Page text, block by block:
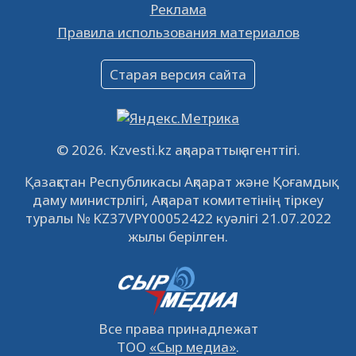
16.12.2022 61073
Объявление
09.12.2022
Свободные рабочие места
встречу с инвесторами в Кызылорде 22
ноября
21.11.2022 14962 0
© 2026. Kzvesti.kz ақпараттық агенттігі.
Қазақстан Республикасы Ақпарат және Қоғамдық
даму министрлігі, Ақпарат комитетінің тіркеу
туралы № KZ37VPY00052422 куәлігі 21.07.2022
жылы берілген.
Все права принадлежат
ТОО «Сыр медиа».
Реклама
Правила использования материалов
Старая версия сайта